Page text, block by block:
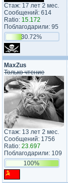
Стаж: 17 лет 2 мес.
Сообщений: 614
Ratio: 15.172
Поблагодарили: 95
30.72%
MaxZus
Только чтение
Стаж: 13 лет 2 мес.
Сообщений: 1756
Ratio: 23.697
Поблагодарили: 109
100%